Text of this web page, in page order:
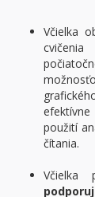
Včielka
cvičenia
použití
čítania.
Včielka